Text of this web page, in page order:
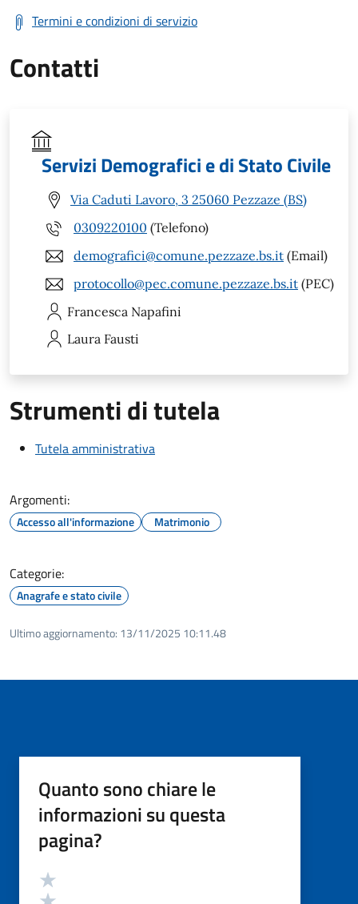
Termini e condizioni di servizio
Contatti
Servizi Demografici e di Stato Civile
Via Caduti Lavoro, 3 25060 Pezzaze (BS)
0309220100 (Telefono)
demografici@comune.pezzaze.bs.it (Email)
protocollo@pec.comune.pezzaze.bs.it (PEC)
Francesca Napafini
Laura Fausti
Strumenti di tutela
Tutela amministrativa
Argomenti:
Accesso all'informazione Matrimonio
Categorie:
Anagrafe e stato civile
Ultimo aggiornamento: 13/11/2025 10:11.48
Quanto sono chiare le
informazioni su questa
pagina?
Valutazione